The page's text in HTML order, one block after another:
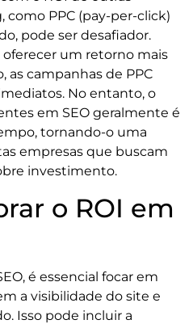
PPC (pay-per-click)
pode ser desafiador.
um retorno mais
as campanhas de PPC
No entanto, o
em SEO geralmente é
tornando-o uma
empresas que buscam
investimento.
o ROI em
é essencial focar em
a visibilidade do site e
Isso pode incluir a